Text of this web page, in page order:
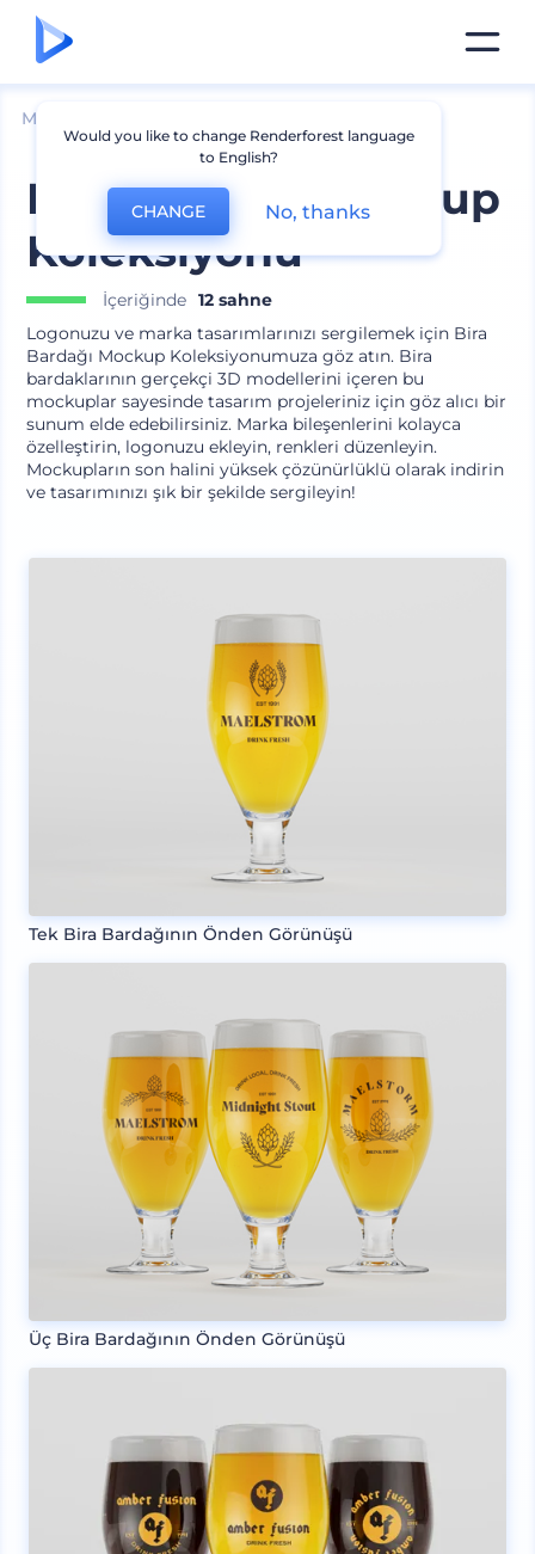
Mockuplar
Bira Bardağı Mockup
Koleksiyonu
İçeriğinde 12 sahne
Logonuzu ve marka tasarımlarınızı sergilemek için Bira
Bardağı Mockup Koleksiyonumuza göz atın. Bira
bardaklarının gerçekçi 3D modellerini içeren bu
mockuplar sayesinde tasarım projeleriniz için göz alıcı bir
sunum elde edebilirsiniz. Marka bileşenlerini kolayca
özelleştirin, logonuzu ekleyin, renkleri düzenleyin.
Mockupların son halini yüksek çözünürlüklü olarak indirin
ve tasarımınızı şık bir şekilde sergileyin!
Tek Bira Bardağının Önden Görünüşü
Üç Bira Bardağının Önden Görünüşü
Would you like to change Renderforest language
to English?
CHANGE No, thanks